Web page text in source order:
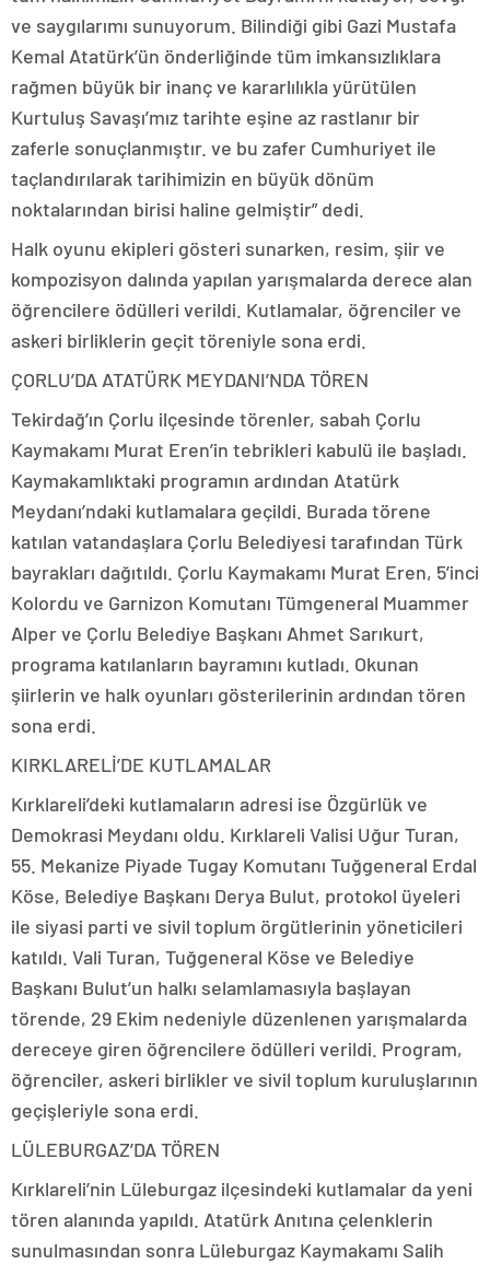
ve saygılarımı sunuyorum. Bilindiği gibi Gazi Mustafa
Kemal Atatürk’ün önderliğinde tüm imkansızlıklara
rağmen büyük bir inanç ve kararlılıkla yürütülen
Kurtuluş Savaşı’mız tarihte eşine az rastlanır bir
zaferle sonuçlanmıştır. ve bu zafer Cumhuriyet ile
taçlandırılarak tarihimizin en büyük dönüm
noktalarından birisi haline gelmiştir” dedi.
Halk oyunu ekipleri gösteri sunarken, resim, şiir ve
kompozisyon dalında yapılan yarışmalarda derece alan
öğrencilere ödülleri verildi. Kutlamalar, öğrenciler ve
askeri birliklerin geçit töreniyle sona erdi.
ÇORLU’DA ATATÜRK MEYDANI’NDA TÖREN
Tekirdağ’ın Çorlu ilçesinde törenler, sabah Çorlu
Kaymakamı Murat Eren’in tebrikleri kabulü ile başladı.
Kaymakamlıktaki programın ardından Atatürk
Meydanı’ndaki kutlamalara geçildi. Burada törene
katılan vatandaşlara Çorlu Belediyesi tarafından Türk
bayrakları dağıtıldı. Çorlu Kaymakamı Murat Eren, 5’inci
Kolordu ve Garnizon Komutanı Tümgeneral Muammer
Alper ve Çorlu Belediye Başkanı Ahmet Sarıkurt,
programa katılanların bayramını kutladı. Okunan
şiirlerin ve halk oyunları gösterilerinin ardından tören
sona erdi.
KIRKLARELİ’DE KUTLAMALAR
Kırklareli’deki kutlamaların adresi ise Özgürlük ve
Demokrasi Meydanı oldu. Kırklareli Valisi Uğur Turan,
55. Mekanize Piyade Tugay Komutanı Tuğgeneral Erdal
Köse, Belediye Başkanı Derya Bulut, protokol üyeleri
ile siyasi parti ve sivil toplum örgütlerinin yöneticileri
katıldı. Vali Turan, Tuğgeneral Köse ve Belediye
Başkanı Bulut’un halkı selamlamasıyla başlayan
törende, 29 Ekim nedeniyle düzenlenen yarışmalarda
dereceye giren öğrencilere ödülleri verildi. Program,
öğrenciler, askeri birlikler ve sivil toplum kuruluşlarının
geçişleriyle sona erdi.
LÜLEBURGAZ’DA TÖREN
Kırklareli’nin Lüleburgaz ilçesindeki kutlamalar da yeni
tören alanında yapıldı. Atatürk Anıtına çelenklerin
sunulmasından sonra Lüleburgaz Kaymakamı Salih